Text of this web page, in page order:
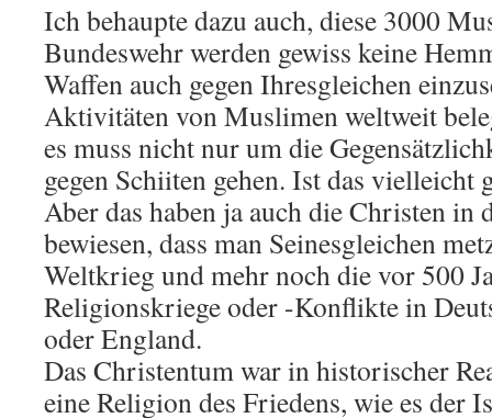
Ich behaupte dazu auch, diese 3000
Bundeswehr werden gewiss keine
Waffen auch gegen Ihresgleichen
Aktivitäten von Muslimen weltweit
es muss nicht nur um die
gegen Schiiten gehen. Ist das vielleicht
Aber das haben ja auch die Christen in
bewiesen, dass man Seinesgleichen
Weltkrieg und mehr noch die vor 500
Religionskriege oder -Konflikte in
oder England.
Das Christentum war in historischer
eine Religion des Friedens, wie es der